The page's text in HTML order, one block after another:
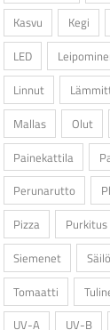
Kasvu
Kegi
LED
Linnut
Mallas
Olut
Painekattila
Perunarutto
Pizza
Purkitus
Siemenet
Tomaatti
UV-A
UV-B